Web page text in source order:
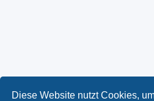
Diese Website nutzt Cookies,